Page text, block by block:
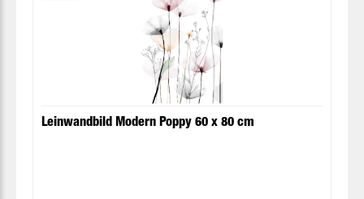
Leinwandbild Modern Poppy 60 x 80 cm